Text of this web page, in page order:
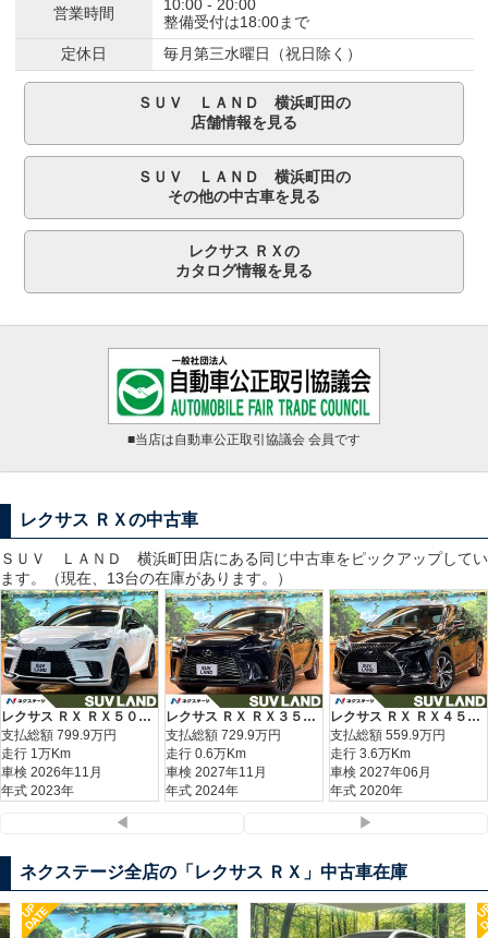
営業時間
10:00 - 20:00
整備受付は18:00まで
定休日
毎月第三水曜日（祝日除く）
ＳＵＶ ＬＡＮＤ 横浜町田の
店舗情報を見る
ＳＵＶ ＬＡＮＤ 横浜町田の
その他の中古車を見る
レクサス ＲＸの
カタログ情報を見る
■当店は自動車公正取引協議会 会員です
レクサス ＲＸの中古車
ＳＵＶ ＬＡＮＤ 横浜町田 店にある同じ中古車をピックアップしてい
ます。（現在、13台の在庫があります。）
レクサス ＲＸ ＲＸ５００ｈ Ｆスポーツパフォーマンス
支払総額 799.9万円
走行 1万Km
車検 2026年11月
年式 2023年
レクサス ＲＸ ＲＸ３５０ｈ バージョンＬ
支払総額 729.9万円
走行 0.6万Km
車検 2027年11月
年式 2024年
レクサス ＲＸ ＲＸ４５０ｈＬ
支払総額 559.9万円
走行 3.6万Km
車検 2027年06月
年式 2020年
◀ ▶
ネクステージ全店の「レクサス ＲＸ」中古車在庫
UP
DATE